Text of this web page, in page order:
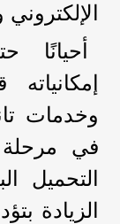
أحيانًا
وخدمات
في مرحلة
التحميل